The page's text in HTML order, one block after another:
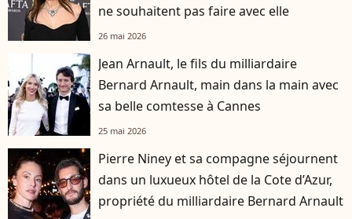
ne souhaitent pas faire avec elle
26 mai 2026
Jean Arnault, le fils du milliardaire
Bernard Arnault, main dans la main avec
sa belle comtesse à Cannes
25 mai 2026
Pierre Niney et sa compagne séjournent
dans un luxueux hôtel de la Cote d’Azur,
propriété du milliardaire Bernard Arnault